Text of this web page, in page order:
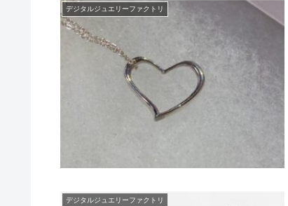
デジタルジュエリーファクトリ
デジタルジュエリーファクトリ